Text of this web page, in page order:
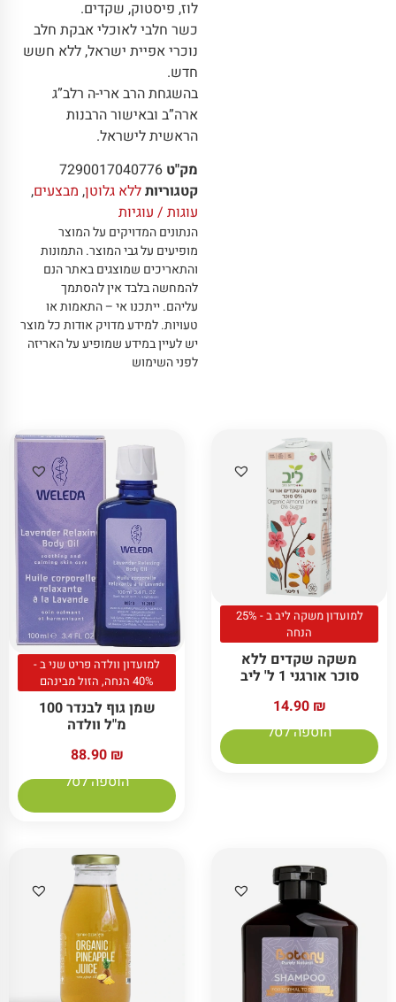
לוז, פיסטוק, שקדים.
כשר חלבי לאוכלי אבקת חלב
נוכרי אפיית ישראל, ללא חשש
חדש.
בהשגחת הרב ארי-ה רלב”ג
ארה”ב ובאישור הרבנות
הראשית לישראל.
מק"ט 7290017040776
קטגוריותללא גלוטן, מבצעים,
עוגות / עוגיות
הנתונים המדויקים על המוצר
מופיעים על גבי המוצר.התמונות
והתאריכים שמוצגים באתר הנם
להמחשה בלבד אין להסתמך
עליהם.ייתכנו אי – התאמות או
טעויות.למידע מדויק אודות כל מוצר
יש לעיין במידע שמופיע על האריזה
לפני השימוש
למועדון משקה ליב ב - 25%
הנחה
משקה שקדים ללא
סוכר אורגני 1 ל' ליב
14.90 ₪
הוספה לסל
למועדון וולדה פריט שני ב -
40% הנחה, הזול מבינהם
שמן גוף לבנדר 100
מ"ל וולדה
88.90 ₪
הוספה לסל